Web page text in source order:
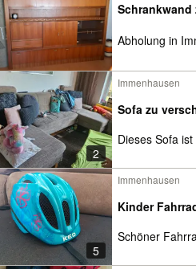
Schrankwand
Abholung in
2
Immenhausen
Sofa zu
Dieses Sofa
5
Immenhausen
Kinder
Schöner